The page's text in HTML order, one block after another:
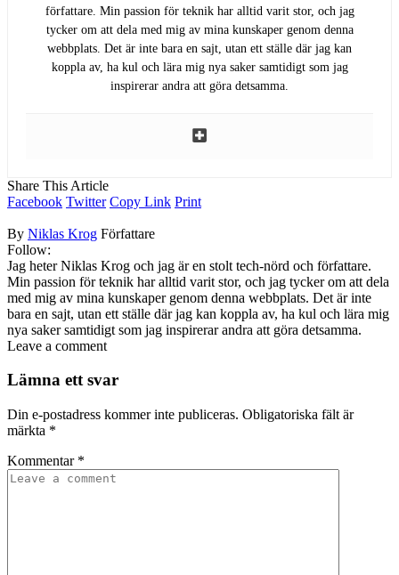
författare. Min passion för teknik har alltid varit stor, och jag
tycker om att dela med mig av mina kunskaper genom denna
webbplats. Det är inte bara en sajt, utan ett ställe där jag kan
koppla av, ha kul och lära mig nya saker samtidigt som jag
inspirerar andra att göra detsamma.
Share This Article
Facebook Twitter Copy Link Print
By Niklas Krog Författare
Follow:
Jag heter Niklas Krog och jag är en stolt tech-nörd och författare.
Min passion för teknik har alltid varit stor, och jag tycker om att dela
med mig av mina kunskaper genom denna webbplats. Det är inte
bara en sajt, utan ett ställe där jag kan koppla av, ha kul och lära mig
nya saker samtidigt som jag inspirerar andra att göra detsamma.
Leave a comment
Lämna ett svar
Din e-postadress kommer inte publiceras. Obligatoriska fält är
märkta *
Kommentar *